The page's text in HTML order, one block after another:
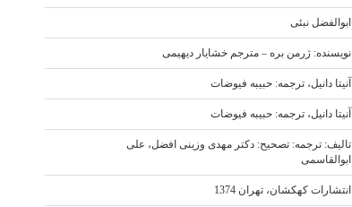
ابوالفضل نبئی
نویسنده: ژرمن بره – مترجم خشایار دیهیمی
آنیتا دانیل، ترجمه: حبیبه فیوضات
آنیتا دانیل، ترجمه: حبیبه فیوضات
تالیف: ترجمه: تصحیح: دکتر مهدی وزینی افضل، علی
ابوالقاسمی
انتشارات کهکشان، تهران 1374